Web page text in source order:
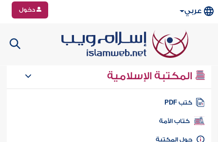
عربي دخول
المكتبة الإسلامية
كتب PDF
كتاب الأمة